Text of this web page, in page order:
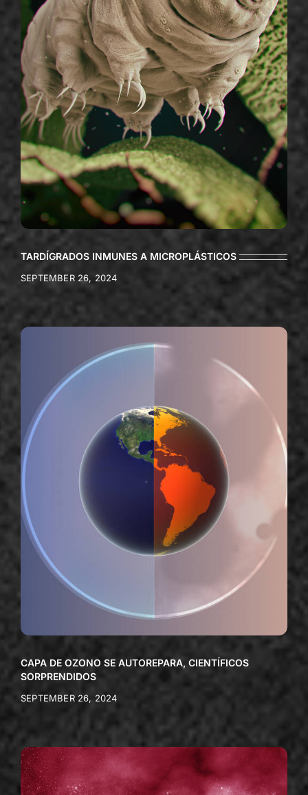
TARDÍGRADOS INMUNES A MICROPLÁSTICOS
SEPTEMBER 26, 2024
CAPA DE OZONO SE AUTOREPARA, CIENTÍFICOS
SORPRENDIDOS
SEPTEMBER 26, 2024